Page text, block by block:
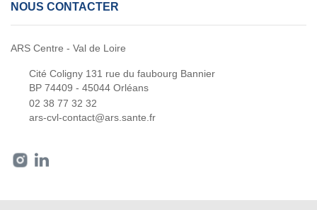
NOUS CONTACTER
ARS Centre - Val de Loire
Cité Coligny 131 rue du faubourg Bannier
BP 74409 - 45044 Orléans
02 38 77 32 32
ars-cvl-contact@ars.sante.fr